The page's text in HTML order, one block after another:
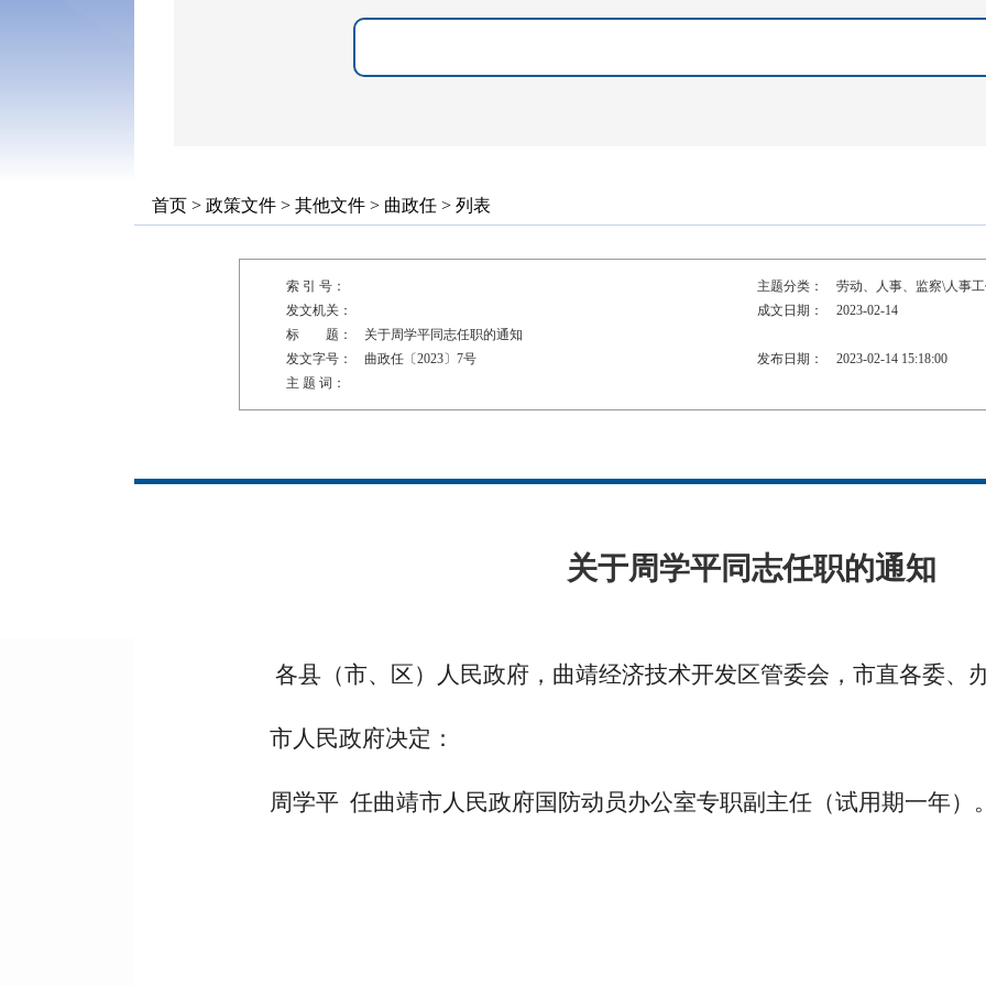
首页 > 政策文件 > 其他文件 > 曲政任 > 列表
索 引 号： 主题分类：
劳动、人事、监察\人事
发文机关：
成文日期：
2023-02-14
标 题：
关于周学平同志任职的通知
发文字号：
曲政任〔2023〕7号 发布日期：
2023-02-14 15:18:00
主 题 词：
关于周学平同志任职的通知
各县（市、区）人民政府，曲靖经济技术开发区管委会，市直各委、
市人民政府决定：
周学平 任曲靖市人民政府国防动员办公室专职副主任（试用期一年）